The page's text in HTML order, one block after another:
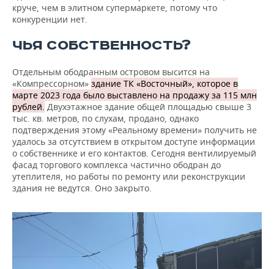
круче, чем в элитном супермаркете, потому что
конкуренции нет.
ЧЬЯ СОБСТВЕННОСТЬ?
Отдельным ободранным островом высится на
«Компрессорном» здание ТК «Восточный», которое в
марте 2023 года было выставлено на продажу за 115 млн
рублей. Двухэтажное здание общей площадью свыше 3
тыс. кв. метров, по слухам, продано, однако
подтверждения этому «Реальному времени» получить не
удалось за отсутствием в открытом доступе информации
о собственнике и его контактов. Сегодня вентилируемый
фасад торгового комплекса частично ободран до
утеплителя, но работы по ремонту или реконструкции
здания не ведутся. Оно закрыто.